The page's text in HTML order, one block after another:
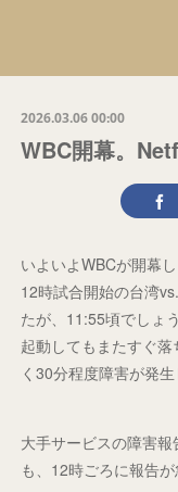
2026.03.06 00:00
WBC開幕。
いよいよWBCが開幕
12時試合開始の台湾
たが、11:55頃でしょ
起動してもまたすぐ
く30分程度障害が発
大手サービスの障害
も、12時ごろに報告